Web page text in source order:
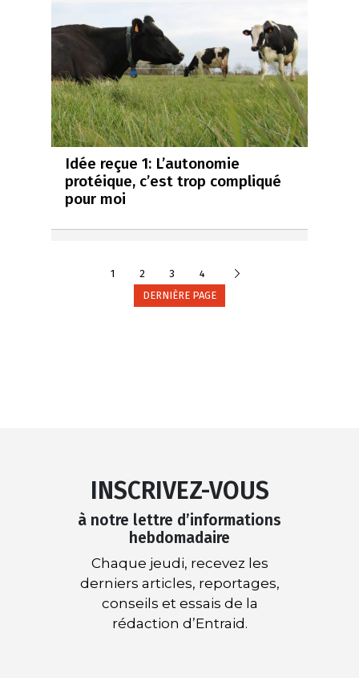
Idée reçue 1: L’autonomie
protéique, c’est trop compliqué
pour moi
1 2 3 4
DERNIÈRE PAGE
INSCRIVEZ-VOUS
à notre lettre d’informations
hebdomadaire
Chaque jeudi, recevez les
derniers articles, reportages,
conseils et essais de la
rédaction d’Entraid.